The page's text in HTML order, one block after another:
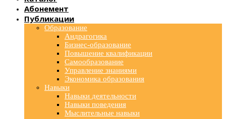
Абонемент
Публикации
Образование
Андрагогика
Бизнес-образование
Повышение квалификации
Самообразование
Управление знаниями
Экономика образования
Навыки
Навыки деятельности
Навыки поведения
Мыслительные навыки